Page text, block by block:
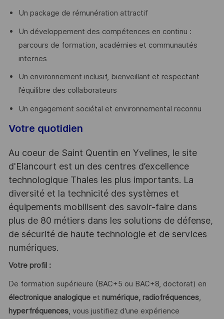
Un package de rémunération attractif
Un développement des compétences en continu :
parcours de formation, académies et communautés
internes
Un environnement inclusif, bienveillant et respectant
l’équilibre des collaborateurs
Un engagement sociétal et environnemental reconnu
Votre quotidien
Au coeur de Saint Quentin en Yvelines, le site
d'Elancourt est un des centres d’excellence
technologique Thales les plus importants. La
diversité et la technicité des systèmes et
équipements mobilisent des savoir-faire dans
plus de 80 métiers dans les solutions de défense,
de sécurité de haute technologie et de services
numériques.
Votre profil :
De formation supérieure (BAC+5 ou BAC+8, doctorat) en
électronique analogique et numérique, radiofréquences,
hyperfréquences, vous justifiez d'une expérience